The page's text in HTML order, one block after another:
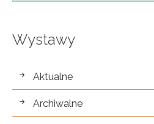
Wystawy
wystawy
Aktualne
Archiwalne